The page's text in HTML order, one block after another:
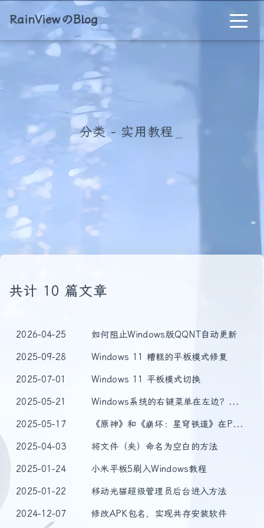
RainViewのBlog
分类 - 实用教程
共计 10 篇文章
2026-04-25 如何阻止Windows版QQNT自动更新
2025-09-28 Windows 11 糟糕的平板模式修复
2025-07-01 Windows 11 平板模式切换
2025-05-21 Windows系统的右键菜单在左边？更改右键菜单位置方法分享
2025-05-17 《原神》和《崩坏：星穹铁道》在PC端使用触屏模式
2025-04-03 将文件（夹）命名为空白的方法
2025-01-24 小米平板5刷入Windows教程
2025-01-22 移动光猫超级管理员后台进入方法
2024-12-07 修改APK包名，实现共存安装软件